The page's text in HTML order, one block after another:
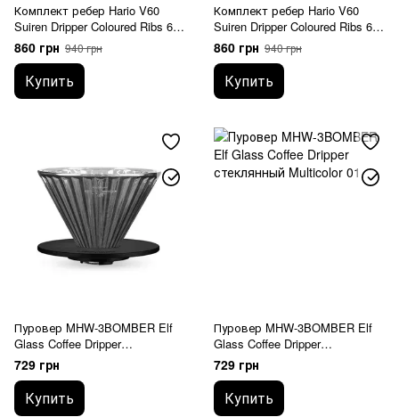
Комплект ребер Hario V60
Suiren Dripper Coloured Ribs 6
шт Red
860 грн 940 грн
Купить
Комплект ребер Hario V60
Suiren Dripper Coloured Ribs 6
шт White
860 грн 940 грн
Купить
Пуровер MHW-3BOMBER Elf
Glass Coffee Dripper
стеклянный Grey 01
729 грн
Купить
Пуровер MHW-3BOMBER Elf
Glass Coffee Dripper
стеклянный Multicolor 01
729 грн
Купить